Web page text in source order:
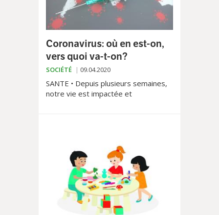
Coronavirus: où en est-on,
vers quoi va-t-on?
SOCIÉTÉ 09.04.2020
SANTE • Depuis plusieurs semaines,
notre vie est impactée et
éléments scientifiques actuellement
disponibles, par définition lacunaires
et subordonnés aux résultats des
nombreuses études actuellement en
cours.